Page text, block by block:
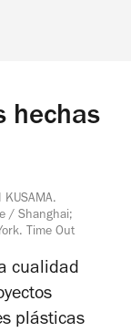
hechas
/ Shanghai;
Time Out
cualidad
plásticas